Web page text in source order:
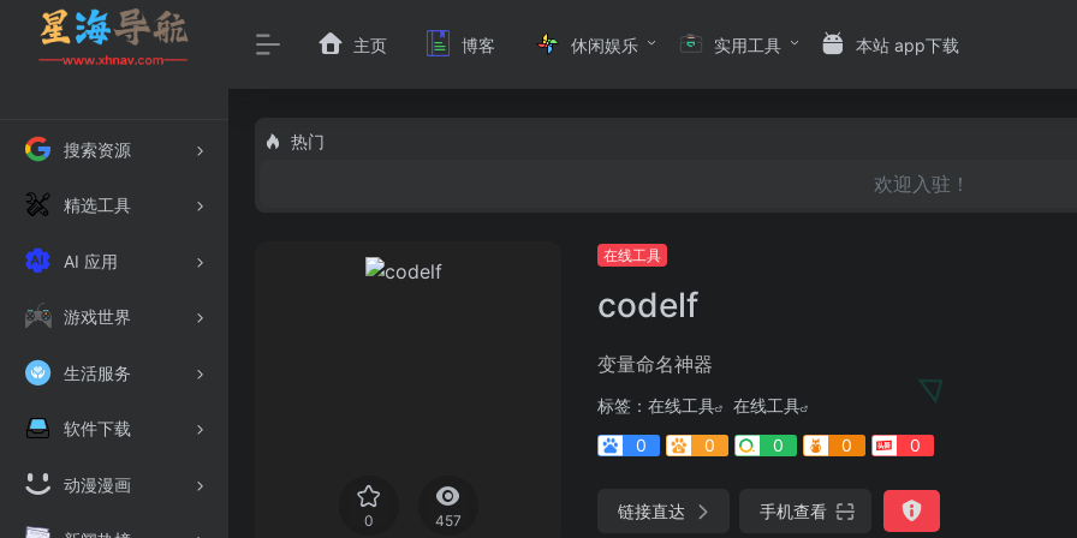
搜索资源
精选工具
AI 应用
游戏世界
生活服务
软件下载
动漫漫画
主页 博客 休闲娱乐 实用工具 本站 app下载
热门
欢迎入驻！
0 457
在线工具
codelf
变量命名神器
标签： 在线工具
在线工具
0
0 0 0 0
链接直达 手机查看